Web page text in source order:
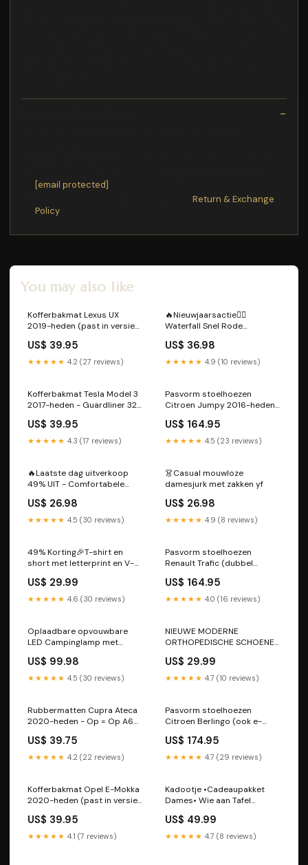
[email protected]
Return & Exchange
Policy
You may also like
Kofferbakmat Lexus UX
2019-heden (past in versie
zonder subwoofer) -
Guardliner Qubo 5-deurs
mpv 2008-heden
US$ 39.95
★★★★★ 4.2 (27 reviews)
🔥Nieuwjaarsactie❤️‍🔥
Waterfall Snel Rode
Color:💥limited-time
special-Iceberg Style
US$ 36.98
★★★★★ 4.9 (10 reviews)
Kofferbakmat Tesla Model 3
2017-heden - Guardliner 323
1994-1998
US$ 39.95
★★★★★ 4.3 (17 reviews)
Pasvorm stoelhoezen
Citroen Jumpy 2016-heden
rugleuningen met
armsteuntjes) - Stof zwart
Sharan 5-deurs mpv 2010-
US$ 164.95
★★★★★ 4.5 (23 reviews)
🔥Laatste dag uitverkoop
49% UIT - Comfortabele
ondersteuning van de
voetboog Kleur:Rood
US$ 26.98
★★★★★ 4.5 (30 reviews)
👗Casual mouwloze
damesjurk met zakken yf
US$ 26.98
★★★★★ 4.9 (8 reviews)
49% Korting🎉T-shirt en
short met letterprint en V-
set Size:2XL[85-95KG]
US$ 29.99
★★★★★ 4.6 (30 reviews)
Pasvorm stoelhoezen
Renault Trafic (dubbel
zitting/rugleuning met
armsteuntjes) - Stof zwart
Corolla 3-deurs hatchback
US$ 164.95
★★★★★ 4.0 (16 reviews)
Oplaadbare opvouwbare
LED Campinglamp met
Voet
US$ 99.98
★★★★★ 4.5 (30 reviews)
NIEUWE MODERNE
ORTHOPEDISCHE SCHOENEN
US$ 29.99
★★★★★ 4.7 (10 reviews)
Rubbermatten Cupra Ateca
2020-heden - Op = Op A6
stationwagon 2005-2011
US$ 39.75
★★★★★ 4.2 (22 reviews)
Pasvorm stoelhoezen
Citroen Berlingo (ook e-
Kunstleer zwart Tipo 5-
deurs hatchback 1990-1995
US$ 174.95
★★★★★ 4.7 (29 reviews)
Kofferbakmat Opel E-Mokka
2020-heden (past in versie
kofferbakvloer in hoge
stand) - Guardliner Rexton
5-deurs suv 2002-2009
US$ 39.95
★★★★★ 4.1 (7 reviews)
Kadootje •Cadeaupakket
Dames• Wie aan Tafel
US$ 49.99
★★★★★ 4.7 (8 reviews)